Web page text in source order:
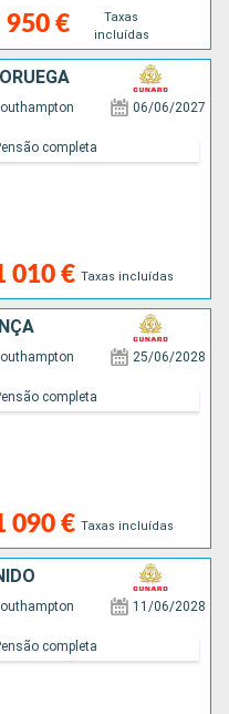
950 €
Taxas
incluídas
06/06/2027
010 € Taxas incluídas
completa
25/06/2028
090 € Taxas incluídas
completa
11/06/2028
completa